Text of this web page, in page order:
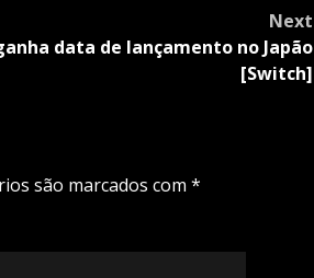
Next
data de lançamento no Japão
[Switch]
são marcados com *